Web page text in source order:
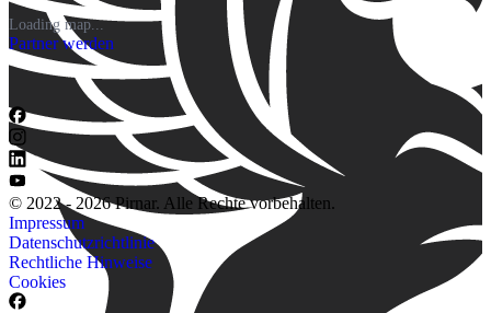
Loading map...
Partner werden
© 2022 - 2026 Pirnar. Alle Rechte vorbehalten.
Impressum
Datenschutzrichtlinie
Rechtliche Hinweise
Cookies